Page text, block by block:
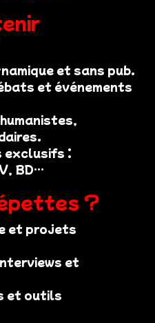
et sans pub.
et événements
exclusifs :
BD…
?
et projets
et
et outils